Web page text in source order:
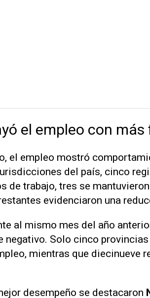
el empleo con más
el empleo mostró
del país, cinco
de trabajo, tres se
evidenciaron una
al mismo mes del año
negativo. Solo cinco
mientras que diecinueve
desempeño se destacaron